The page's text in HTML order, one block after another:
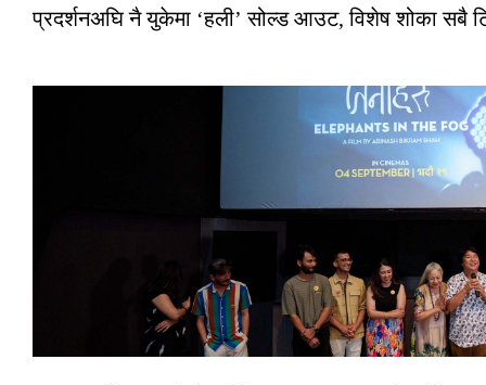
प्रदर्शनअघि नै युकेमा ‘हली’ सोल्ड आउट, विशेष शोका सबै